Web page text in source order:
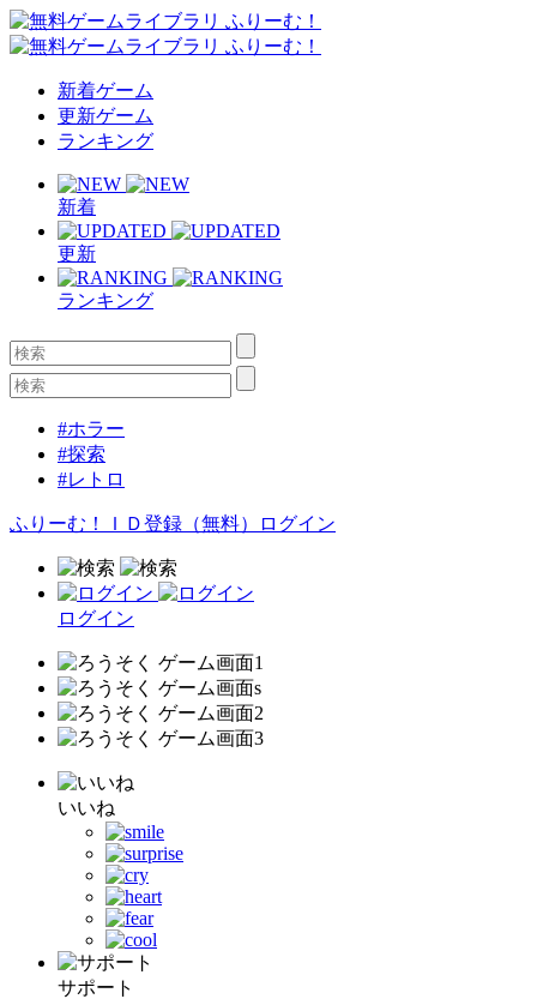
新着ゲーム
更新ゲーム
ランキング
新着
更新
ランキング
#ホラー
#探索
#レトロ
ふりーむ！ＩＤ登録（無料） ログイン
ログイン
いいね
サポート